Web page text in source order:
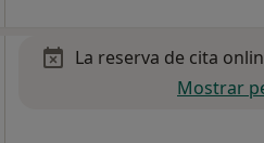
La reserva de cita
Mostrar